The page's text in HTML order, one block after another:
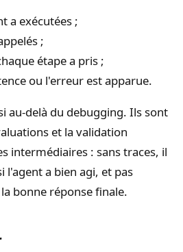
a exécutées ;
;
étape a pris ;
ou l'erreur est apparue.
au-delà du debugging. Ils sont
et la validation
intermédiaires : sans traces, il
l'agent a bien agi, et pas
bonne réponse finale.